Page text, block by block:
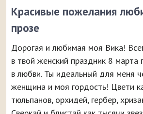
Красивые пожелания
прозе
Дорогая и любимая моя Вика!
в твой женский праздник 8 марта
в любви. Ты идеальный для меня
женщина и моя гордость! Цвети
тюльпанов, орхидей, гербер,